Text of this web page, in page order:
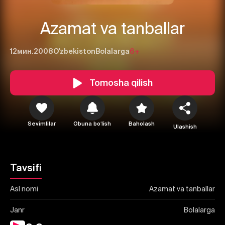
Azamat va tanballar
12мин.2008O'zbekiston Bolalarga6+
Tomosha qilish
Sevimlilar Obuna boʻlish Baholash Ulashish
Tavsifi
Asl nomi Azamat va tanballar
Janr Bolalarga
1 2 3
Yuborish
Bekor qilish Tizimga kirish